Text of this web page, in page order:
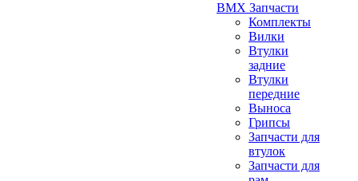
BMX Запчасти
Комплекты
Вилки
Втулки
задние
Втулки
передние
Выноса
Грипсы
Запчасти для
втулок
Запчасти для